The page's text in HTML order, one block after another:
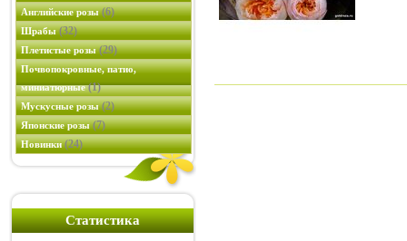
Английские розы(6)
Шрабы(32)
Плетистые розы(29)
Почвопокровные, патио,
миниатюрные(1)
Мускусные розы(2)
Японские розы(7)
Новинки(24)
Статистика